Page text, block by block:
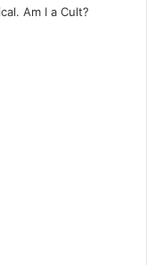
Am I a Cult?